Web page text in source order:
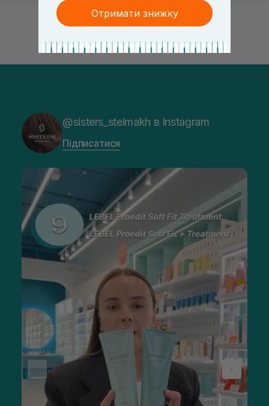
@sisters_stelmakh в Instagram
Підписатися
Отримати знижку